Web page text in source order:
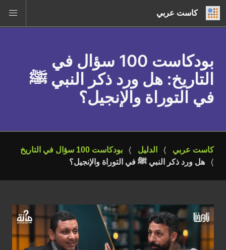
كاست عربي
بودكاست 100 سؤال في
التاريخ: هل ورد ذكر النبي ﷺ
في التوراة والإنجيل؟
كاست عربي الدليل
بودكاست 100 سؤال في التاريخ
هل ورد ذكر النبي ﷺ في التوراة والإنجيل؟